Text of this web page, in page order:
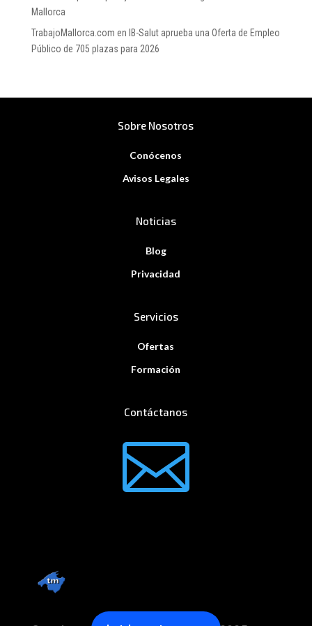
Mallorca
TrabajoMallorca.com en IB-Salut aprueba una Oferta de Empleo
Público de 705 plazas para 2026
Sobre Nosotros
Conócenos
Avisos Legales
Noticias
Blog
Privacidad
Servicios
Ofertas
Formación
Contáctanos
